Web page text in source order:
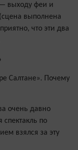
выходу феи и
выполнена
что эти два
Салтане». Почему
очень давно
спектакль по
взялся за эту